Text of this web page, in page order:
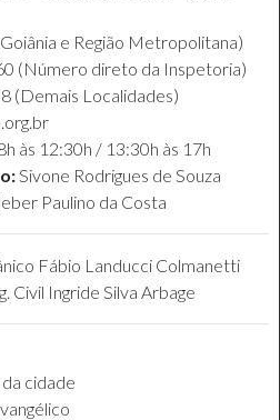
e Região Metropolitana)
(Número direto da Inspetoria)
(Demais Localidades)
às 12:30h / 13:30h às 17h
Sivone Rodrigues de Souza
Paulino da Costa
Fábio Landucci Colmanetti
Civil Ingride Silva Arbage
cidade